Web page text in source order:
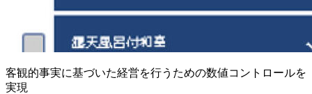
客観的事実に基づいた経営を行うための数値コントロールを
実現